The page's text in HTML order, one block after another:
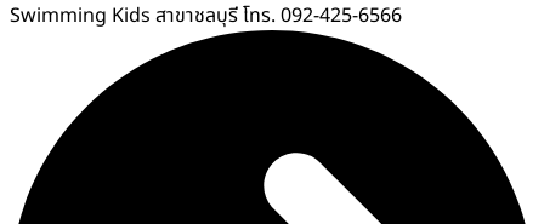
Swimming Kids สาขาชลบุรี โทร. 092-425-6566